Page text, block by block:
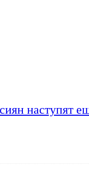
наступят